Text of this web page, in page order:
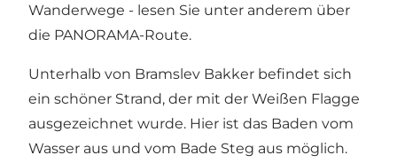
Wanderwege - lesen Sie unter anderem über
die PANORAMA-Route.
Unterhalb von Bramslev Bakker befindet sich
ein schöner Strand, der mit der Weißen Flagge
ausgezeichnet wurde. Hier ist das Baden vom
Wasser aus und vom Bade Steg aus möglich.